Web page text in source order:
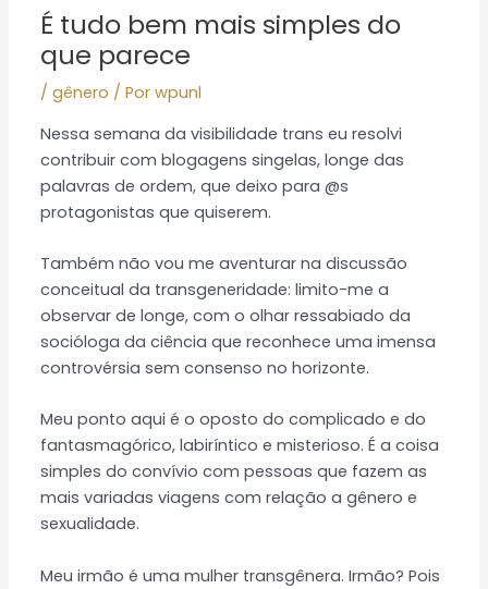
É tudo bem mais simples do
que parece
/gênero / Porwpunl
Nessa semana da visibilidade trans eu resolvi
contribuir com blogagens singelas, longe das
palavras de ordem, que deixo para @s
protagonistas que quiserem.
Também não vou me aventurar na discussão
conceitual da transgeneridade: limito-me a
observar de longe, com o olhar ressabiado da
socióloga da ciência que reconhece uma imensa
controvérsia sem consenso no horizonte.
Meu ponto aqui é o oposto do complicado e do
fantasmagórico, labiríntico e misterioso. É a coisa
simples do convívio com pessoas que fazem as
mais variadas viagens com relação a gênero e
sexualidade.
Meu irmão é uma mulher transgênera. Irmão? Pois